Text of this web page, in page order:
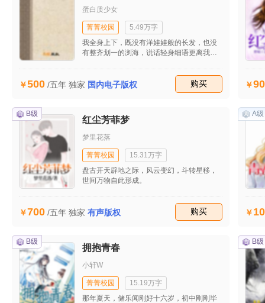
高挺的剑眉下一双看似妖异的凤眼整个人给
人一种帅气中略带凶狠奸诈的样子。随后他
把嘴角的鲜血用手擦了擦，双眼慢慢闭起双
眼忽然双眼骤然张开，原本黑白分明的眼球
瞬间变成了血红色，直眼望向翼虎的眼睛
时，这名兽中的王者居然小小的向后退了一
该是想要威慑少年，还有为自己壮下胆，它
不明白为什么这名单薄的少年会给它一种害
蛋白质少女
菁菁校园
5.49万字
我全身上下，既没有洋娃娃般的长发，也没
有整齐划一的浏海，说话轻身细语更离我遥
500 /五年 独家 国内电子版权 购买
B级
红尘芳菲梦
梦里花落
菁菁校园
15.31万字
盘古开天辟地之际，风云变幻，斗转星移，
世间万物自此形成。
700 /五年 独家 有声版权 购买
A级
B级
拥抱青春
小轩W
菁菁校园
15.19万字
那年夏天，储乐闻刚好十六岁，初中刚刚毕
B级